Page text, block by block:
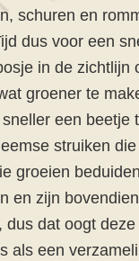
schuren en
dus voor een
in de zichtlijn
groener te
een beetje
struiken
groeien
en zijn
dus dat oogt
als een